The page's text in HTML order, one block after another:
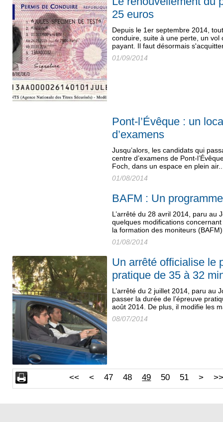
25 euros
Depuis le 1er septembre 2014,
conduire, suite à une perte, un
payant. Il faut désormais
01/09/2014
Pont-l’Évêque : un
d’examens
Jusqu’alors, les candidats qui
centre d’examens de Pont-
Foch, dans un espace en plein
01/08/2014
BAFM : Un
L’arrêté du 28 avril 2014, paru au
quelques modifications
la formation des moniteurs
01/08/2014
Un arrêté officialise le
pratique de 35 à 32
L’arrêté du 2 juillet 2014, paru au
passer la durée de l’épreuve
août 2014. De plus, il modifie les
08/07/2014
<< < 47 48 49 50 51 >